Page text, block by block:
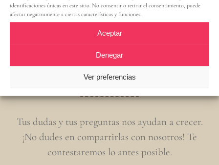
identificaciones únicas en este sitio. No consentir o retirar el consentimiento, puede
afectar negativamente a ciertas características y funciones.
Aceptar
Denegar
Ver preferencias
Contacta con nosotros
Tus dudas y tus preguntas nos ayudan a crecer.
¡No dudes en compartirlas con nosotros! Te
contestaremos lo antes posible.